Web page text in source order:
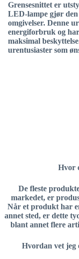
Grensesnittet er
LED-lampe gjør
omgivelser. Denne
energiforbruk og har
maksimal
urentusiaster som
Hvor
De fleste
markedet, er
Når et produkt har
annet sted, er dette
blant annet flere
Hvordan vet jeg